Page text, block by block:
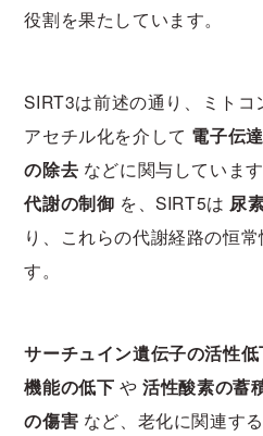
役割を果たしています。
SIRT3は前述の通り、ミト
アセチル化を介して 電子伝
の除去 などに関与していま
代謝の制御 を、SIRT5は 尿
り、これらの代謝経路の恒
す。
サーチュイン遺伝子の活性低
機能の低下 や活性酸素の蓄
の傷害 など、老化に関連す